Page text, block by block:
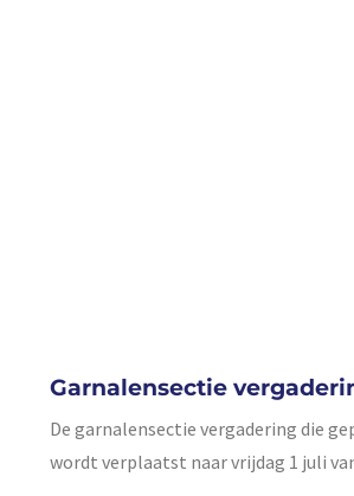
Garnalensectie
De garnalensectie vergadering die
wordt verplaatst naar vrijdag 1 juli